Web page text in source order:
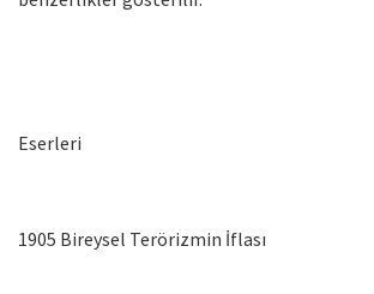
Eserleri
1905 Bireysel Terörizmin İflası